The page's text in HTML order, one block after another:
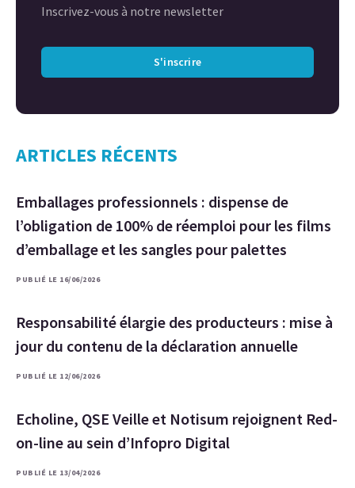
Inscrivez-vous à notre newsletter
S'inscrire
ARTICLES RÉCENTS
Emballages professionnels : dispense de
l’obligation de 100% de réemploi pour les films
d’emballage et les sangles pour palettes
PUBLIÉ LE 16/06/2026
Responsabilité élargie des producteurs : mise à
jour du contenu de la déclaration annuelle
PUBLIÉ LE 12/06/2026
Echoline, QSE Veille et Notisum rejoignent Red-
on-line au sein d’Infopro Digital
PUBLIÉ LE 13/04/2026